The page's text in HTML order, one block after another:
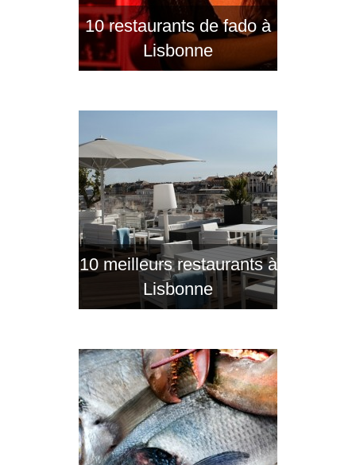
10 restaurants de fado à
Lisbonne
10 meilleurs restaurants à
Lisbonne